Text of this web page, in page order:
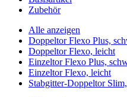
Zubehör
Alle anzeigen
Doppeltor Flexo Plus,
Doppeltor Flexo, leicht
Einzeltor Flexo Plus,
Einzeltor Flexo, leicht
Stabgitter-Doppeltor